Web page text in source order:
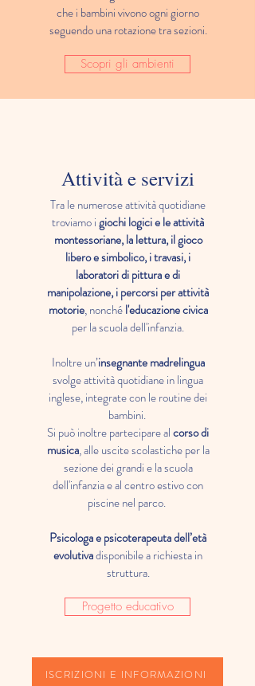
che i bambini vivono ogni giorno
seguendo una rotazione tra sezioni.
Scopri gli ambienti
Attività e servizi
Tra le numerose attività quotidiane
troviamo igiochi logici e le attività
montessoriane, la lettura, il gioco
libero e simbolico, i travasi, i
laboratori di pittura e di
manipolazione, i percorsi per attività
motorie, nonchél'educazione civica
per la scuola dell'infanzia.
Inoltre un’insegnante madrelingua
svolge attività quotidiane in lingua
inglese, integrate con le routine dei
bambini.
Si può inoltre partecipare alcorso di
musica, alle uscite scolastiche per la
sezione dei grandi e la scuola
dell'infanzia e al centro estivo con
piscine nel parco.
Psicologa e psicoterapeuta dell’età
evolutivadisponibile a richiesta in
struttura.
Progetto educativo
ISCRIZIONI E INFORMAZIONI